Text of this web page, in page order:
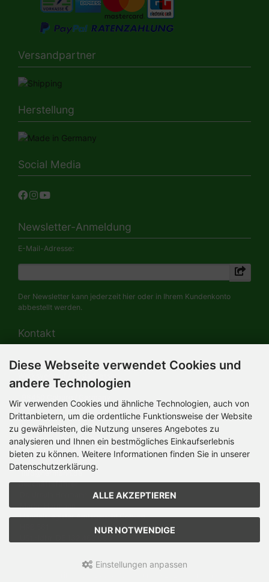
Versandpartner
Herstellung
Social Media
Newsletter-Anmeldung
E-Mail-Adresse:
Der Newsletter kann jederzeit hier oder in Ihrem Kundenkonto
abbestellt werden.
Kontakt
HERMANN-Spielwaren GmbH
Im Grund 9-11
Mo-Do 8.00 bis 16.30 Uhr
Bürozeiten:
Mo-Do 8.00 bis 16.30 Uhr
Fr 8.00 bis 12.30 Uhr
+49 (0) 09561 85900
info@hermann.de
Geschäftsführer
Handelsregister Amtsgericht Coburg
Diese Webseite verwendet Cookies und
andere Technologien
Wir verwenden Cookies und ähnliche Technologien, auch von
Drittanbietern, um die ordentliche Funktionsweise der Website
zu gewährleisten, die Nutzung unseres Angebotes zu
analysieren und Ihnen ein bestmögliches Einkaufserlebnis
bieten zu können. Weitere Informationen finden Sie in unserer
Datenschutzerklärung.
ALLE AKZEPTIEREN
NUR NOTWENDIGE
Einstellungen anpassen